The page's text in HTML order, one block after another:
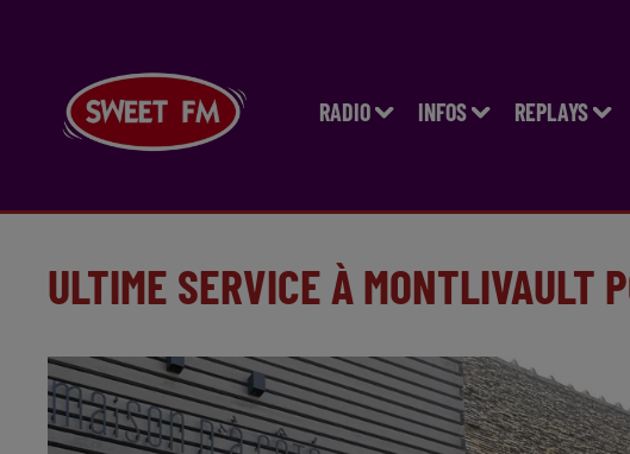
RADIO INFOS REPLAYS
ULTIME SERVICE À MONTLIVAULT